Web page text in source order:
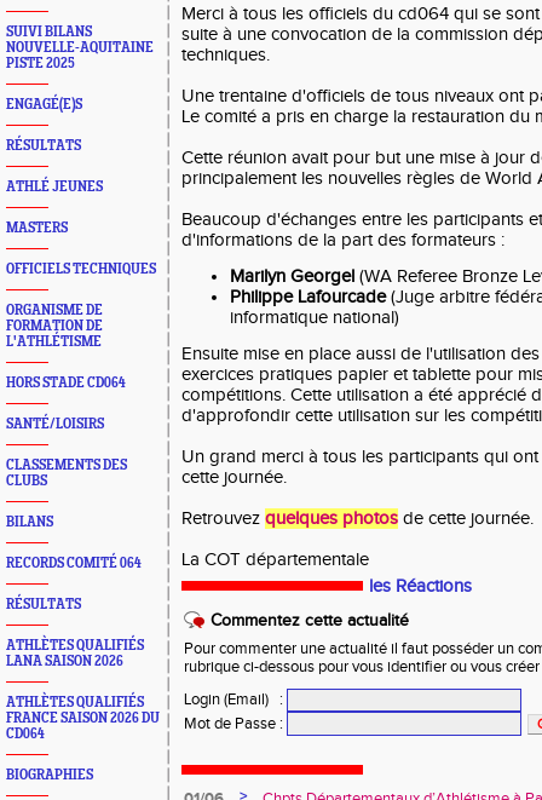
SUIVI BILANS
NOUVELLE-AQUITAINE
PISTE 2025
ENGAGÉ(E)S
RÉSULTATS
ATHLÉ JEUNES
MASTERS
OFFICIELS TECHNIQUES
ORGANISME DE
FORMATION DE
L'ATHLÉTISME
HORS STADE CD064
SANTÉ/LOISIRS
CLASSEMENTS DES
CLUBS
BILANS
RECORDS COMITÉ 064
RÉSULTATS
ATHLÈTES QUALIFIÉS
LANA SAISON 2026
ATHLÈTES QUALIFIÉS
FRANCE SAISON 2026 DU
CD064
BIOGRAPHIES
Merci à tous les officiels du cd064 qui se
suite à une convocation de la commission
techniques.
Une trentaine d'officiels de tous niveaux ont
Le comité a pris en charge la restauration du
Cette réunion avait pour but une mise à jour
principalement les nouvelles règles de World
Beaucoup d'échanges entre les participants
d'informations de la part des formateurs :
Marilyn Georgel (WA Referee Bronze
Philippe Lafourcade(Juge arbitre
informatique national)
Ensuite mise en place aussi de l'utilisation
exercices pratiques papier et tablette pour
compétitions. Cette utilisation a été apprécié
d'approfondir cette utilisation sur les
Un grand merci à tous les participants qui
cette journée.
Retrouvez quelques photos de cette journée.
La COT départementale
les Réactions
Commentez cette actualité
Pour commenter une actualité il faut posséder un
rubrique ci-dessous pour vous identifier ou vous
Login (Email)
:
Mot de Passe :